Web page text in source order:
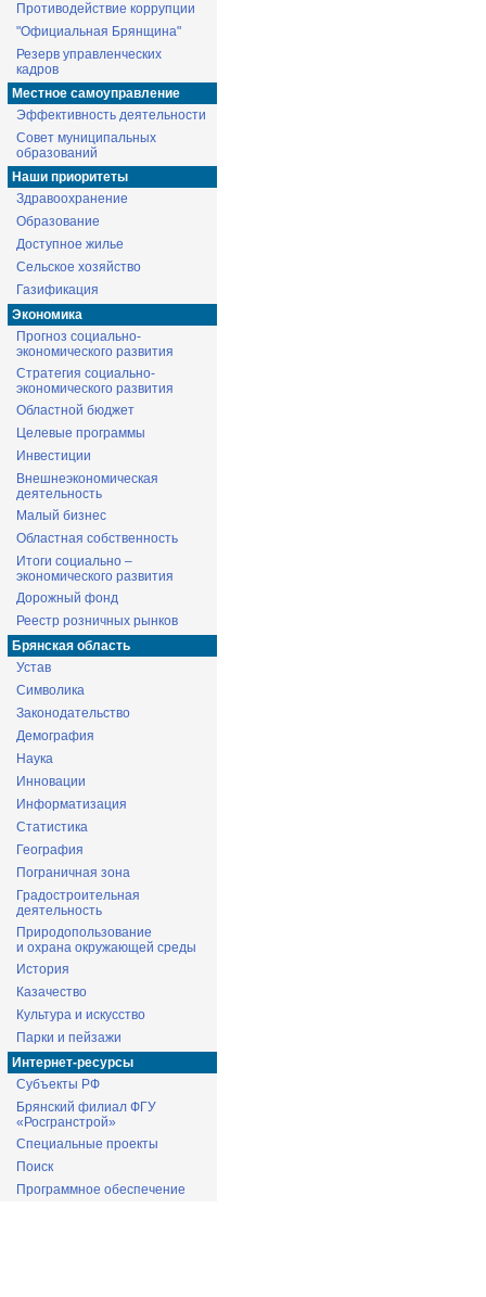
Противодействие коррупции
"Официальная Брянщина"
Резерв управленческих
кадров
Местное самоуправление
Эффективность деятельности
Совет муниципальных
образований
Наши приоритеты
Здравоохранение
Образование
Доступное жилье
Сельское хозяйство
Газификация
Экономика
Прогноз социально-
экономического развития
Стратегия социально-
экономического развития
Областной бюджет
Целевые программы
Инвестиции
Внешнеэкономическая
деятельность
Малый бизнес
Областная собственность
Итоги социально –
экономического развития
Дорожный фонд
Реестр розничных рынков
Брянская область
Устав
Символика
Законодательство
Демография
Наука
Инновации
Информатизация
Статистика
География
Пограничная зона
Градостроительная
деятельность
Природопользование
и охрана окружающей среды
История
Казачество
Культура и искусство
Парки и пейзажи
Интернет-ресурсы
Субъекты РФ
Брянский филиал ФГУ
«Росгранстрой»
Специальные проекты
Поиск
Программное обеспечение